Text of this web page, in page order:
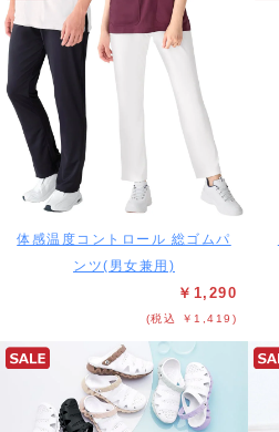
体感温度コントロール 総ゴムパ
ンツ(男女兼用)
￥1,290
(税込 ￥1,419)